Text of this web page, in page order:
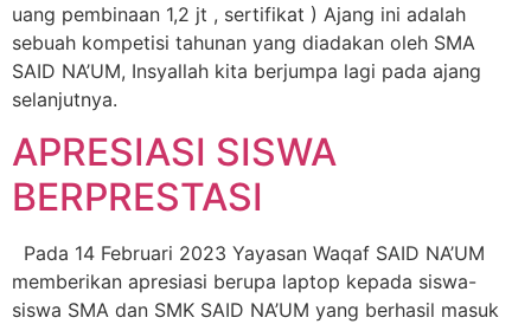
uang pembinaan 1,2 jt , sertifikat ) Ajang ini adalah
sebuah kompetisi tahunan yang diadakan oleh SMA
SAID NA’UM, Insyallah kita berjumpa lagi pada ajang
selanjutnya.
APRESIASI SISWA
BERPRESTASI
Pada 14 Februari 2023 Yayasan Waqaf SAID NA’UM
memberikan apresiasi berupa laptop kepada siswa-
siswa SMA dan SMK SAID NA’UM yang berhasil masuk